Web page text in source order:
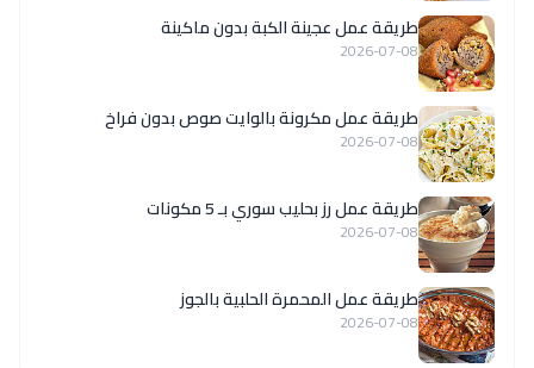
طريقة عمل عجينة الكبة بدون ماكينة
2026-07-08
طريقة عمل مكرونة بالوايت صوص بدون فراخ
2026-07-08
طريقة عمل رز بحليب سوري بـ 5 مكونات
2026-07-08
طريقة عمل المحمرة الحلبية بالجوز
2026-07-08